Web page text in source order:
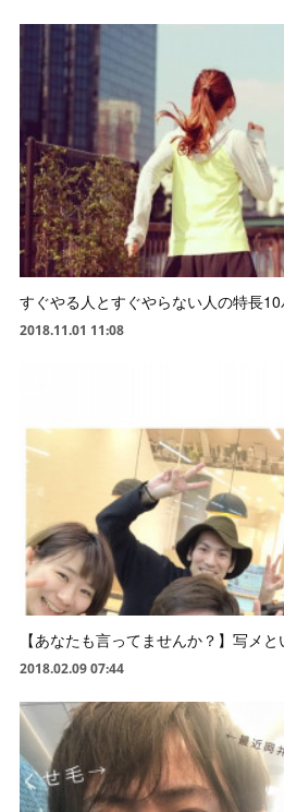
すぐやる人とすぐやらない人の特長
2018.11.01 11:08
【あなたも言ってませんか？】写メ
2018.02.09 07:44